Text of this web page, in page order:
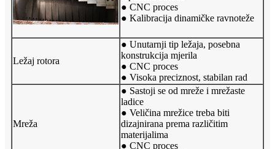
● CNC proces
● Kalibracija dinamičke ravnoteže
Ležaj rotora
● Unutarnji tip ležaja, posebna
konstrukcija mjerila
● CNC proces
● Visoka preciznost, stabilan rad
Mreža
● Sastoji se od mreže i mrežaste
ladice
● Veličina mrežice treba biti
dizajnirana prema različitim
materijalima
● CNC proces